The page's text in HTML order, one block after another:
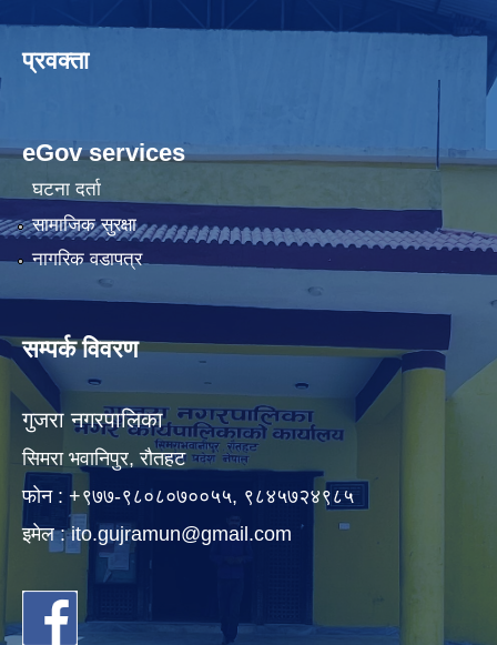
प्रवक्ता
eGov services
घटना दर्ता
सामाजिक सुरक्षा
नागरिक वडापत्र
सम्पर्क विवरण
गुजरा नगरपालिका
सिमरा भवानिपुर, राैतहट
फाेन : +९७७-९८०८०७००५५, ९८४५७२४९८५
इमेल :ito.gujramun@gmail.com